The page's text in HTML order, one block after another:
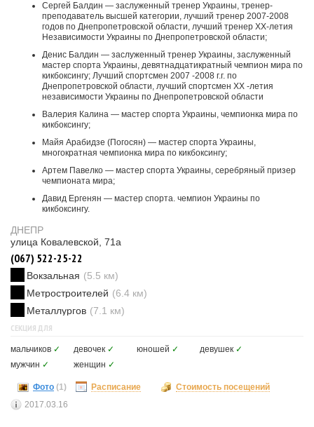
Сергей Балдин — заслуженный тренер Украины, тренер-
преподаватель высшей категории, лучший тренер 2007-2008
годов по Днепропетровской области, лучший тренер ХХ-летия
Независимости Украины по Днепропетровской области;
Денис Балдин — заслуженный тренер Украины, заслуженный
мастер спорта Украины, девятнадцатикратный чемпион мира по
кикбоксингу; Лучший спортсмен 2007 -2008 г.г. по
Днепропетровской области, лучший спортсмен ХХ -летия
независимости Украины по Днепропетровской области
Валерия Калина — мастер спорта Украины, чемпионка мира по
кикбоксингу;
Майя Арабидзе (Погосян) — мастер спорта Украины,
многократная чемпионка мира по кикбоксингу;
Артем Павелко — мастер спорта Украины, серебряный призер
чемпионата мира;
Давид Ергенян — мастер спорта. чемпион Украины по
кикбоксингу.
ДНЕПР
улица Ковалевской, 71а
(067) 522-25-22
Вокзальная (5.5 км)
Метростроителей (6.4 км)
Металлургов (7.1 км)
СЕКЦИЯ ДЛЯ
мальчиков ✓ девочек ✓ юношей ✓ девушек ✓
мужчин ✓ женщин ✓
Фото (1) Расписание
Стоимость посещений
2017.03.16